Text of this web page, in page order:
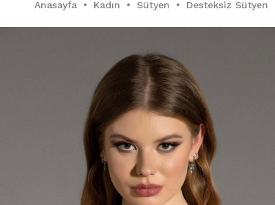
Anasayfa Kadın Sütyen Desteksiz Sütyen